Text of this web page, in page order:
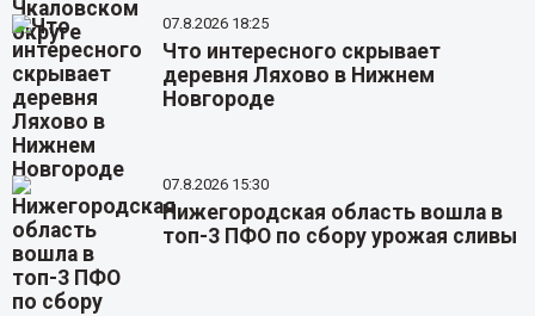
07.8.2026 18:25
Что интересного скрывает
деревня Ляхово в Нижнем
Новгороде
07.8.2026 15:30
Нижегородская область вошла в
топ-3 ПФО по сбору урожая сливы